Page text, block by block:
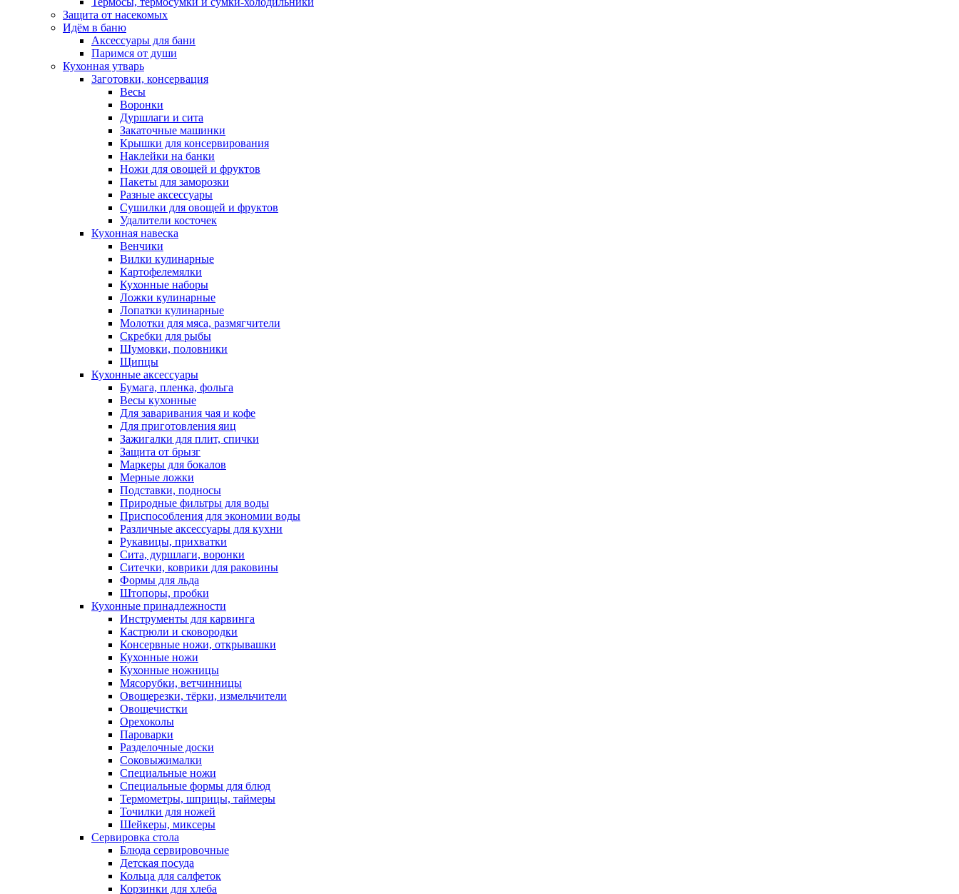
Защита от насекомых
Идём в баню
Аксессуары для бани
Паримся от души
Кухонная утварь
Заготовки, консервация
Весы
Воронки
Дуршлаги и сита
Закаточные машинки
Крышки для консервирования
Наклейки на банки
Ножи для овощей и фруктов
Пакеты для заморозки
Разные аксессуары
Сушилки для овощей и фруктов
Удалители косточек
Кухонная навеска
Венчики
Вилки кулинарные
Картофелемялки
Кухонные наборы
Ложки кулинарные
Лопатки кулинарные
Молотки для мяса, размягчители
Скребки для рыбы
Шумовки, половники
Щипцы
Кухонные аксессуары
Бумага, пленка, фольга
Весы кухонные
Для заваривания чая и кофе
Для приготовления яиц
Зажигалки для плит, спички
Защита от брызг
Маркеры для бокалов
Мерные ложки
Подставки, подносы
Природные фильтры для воды
Приспособления для экономии воды
Различные аксессуары для кухни
Рукавицы, прихватки
Сита, дуршлаги, воронки
Ситечки, коврики для раковины
Формы для льда
Штопоры, пробки
Кухонные принадлежности
Инструменты для карвинга
Кастрюли и сковородки
Консервные ножи, открывашки
Кухонные ножи
Кухонные ножницы
Мясорубки, ветчинницы
Овощерезки, тёрки, измельчители
Овощечистки
Орехоколы
Пароварки
Разделочные доски
Соковыжималки
Специальные ножи
Специальные формы для блюд
Термометры, шприцы, таймеры
Точилки для ножей
Шейкеры, миксеры
Сервировка стола
Блюда сервировочные
Детская посуда
Кольца для салфеток
Корзинки для хлеба